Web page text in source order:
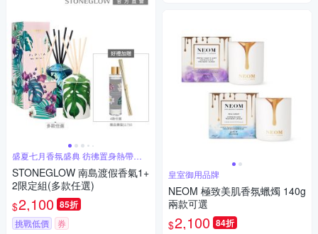
盛夏七月香氛盛典 彷彿置身熱帶海
灘
STONEGLOW 南島渡假香氣1+
2限定組(多款任選)
$2,100 85折
挑戰低價 券
皇室御用品牌
NEOM 極致美肌香氛蠟燭 140g
兩款可選
$2,100 84折